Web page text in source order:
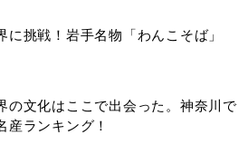
に挑戦！岩手名物「わんこそば」
の文化はここで出会った。神奈川で
産ランキング！